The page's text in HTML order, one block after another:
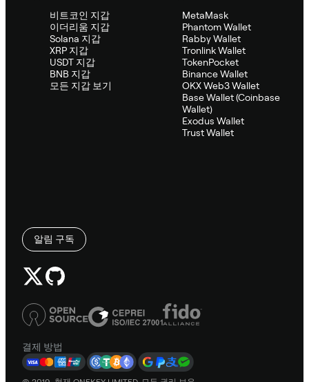
비트코인 지갑
이더리움 지갑
Solana 지갑
XRP 지갑
USDT 지갑
BNB 지갑
모든 지갑 보기
MetaMask
Phantom Wallet
Rabby Wallet
Tronlink Wallet
TokenPocket
Binance Wallet
OKX Web3 Wallet
Base Wallet (Coinbase
Wallet)
Exodus Wallet
Trust Wallet
알림 구독
결제 방법